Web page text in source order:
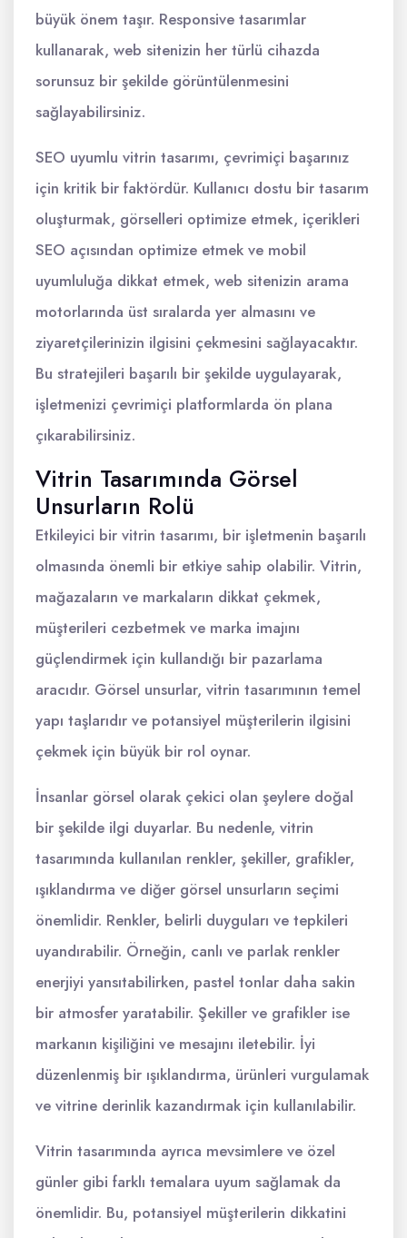
büyük önem taşır. Responsive tasarımlar
kullanarak, web sitenizin her türlü cihazda
sorunsuz bir şekilde görüntülenmesini
sağlayabilirsiniz.
SEO uyumlu vitrin tasarımı, çevrimiçi başarınız
için kritik bir faktördür. Kullanıcı dostu bir tasarım
oluşturmak, görselleri optimize etmek, içerikleri
SEO açısından optimize etmek ve mobil
uyumluluğa dikkat etmek, web sitenizin arama
motorlarında üst sıralarda yer almasını ve
ziyaretçilerinizin ilgisini çekmesini sağlayacaktır.
Bu stratejileri başarılı bir şekilde uygulayarak,
işletmenizi çevrimiçi platformlarda ön plana
çıkarabilirsiniz.
Vitrin Tasarımında Görsel
Unsurların Rolü
Etkileyici bir vitrin tasarımı, bir işletmenin başarılı
olmasında önemli bir etkiye sahip olabilir. Vitrin,
mağazaların ve markaların dikkat çekmek,
müşterileri cezbetmek ve marka imajını
güçlendirmek için kullandığı bir pazarlama
aracıdır. Görsel unsurlar, vitrin tasarımının temel
yapı taşlarıdır ve potansiyel müşterilerin ilgisini
çekmek için büyük bir rol oynar.
İnsanlar görsel olarak çekici olan şeylere doğal
bir şekilde ilgi duyarlar. Bu nedenle, vitrin
tasarımında kullanılan renkler, şekiller, grafikler,
ışıklandırma ve diğer görsel unsurların seçimi
önemlidir. Renkler, belirli duyguları ve tepkileri
uyandırabilir. Örneğin, canlı ve parlak renkler
enerjiyi yansıtabilirken, pastel tonlar daha sakin
bir atmosfer yaratabilir. Şekiller ve grafikler ise
markanın kişiliğini ve mesajını iletebilir. İyi
düzenlenmiş bir ışıklandırma, ürünleri vurgulamak
ve vitrine derinlik kazandırmak için kullanılabilir.
Vitrin tasarımında ayrıca mevsimlere ve özel
günler gibi farklı temalara uyum sağlamak da
önemlidir. Bu, potansiyel müşterilerin dikkatini